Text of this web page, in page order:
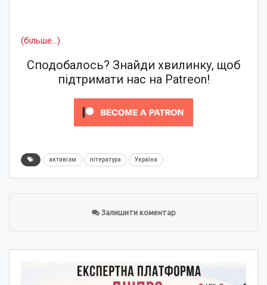
(більше…)
Сподобалось? Знайди хвилинку, щоб
підтримати нас на Patreon!
активізм література Україна
Залишити коментар